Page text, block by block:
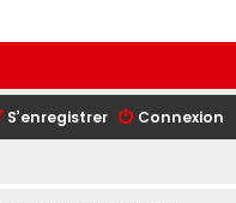
Connexion
S’enregistrer